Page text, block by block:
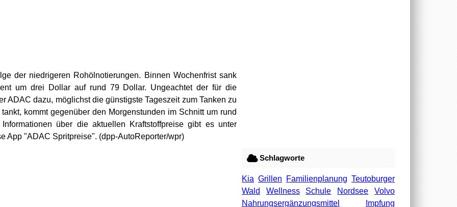
der niedrigeren Rohölnotierungen. Binnen Wochenfrist sank
um drei Dollar auf rund 79 Dollar. Ungeachtet der für die
ADAC dazu, möglichst die günstigste Tageszeit zum Tanken zu
kommt gegenüber den Morgenstunden im Schnitt um rund
über die aktuellen Kraftstoffpreise gibt es unter
App "ADAC Spritpreise". (dpp-AutoReporter/wpr)
Schlagworte
Kia Grillen Familienplanung Teutoburger
Wald
Wellness Schule Nordsee
Volvo
Nahrungsergänzungsmittel
Impfung